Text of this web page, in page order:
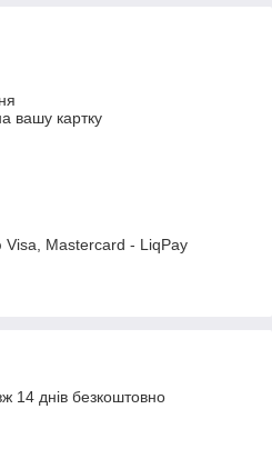
вашу картку
Mastercard - LiqPay
14 днів безкоштовно